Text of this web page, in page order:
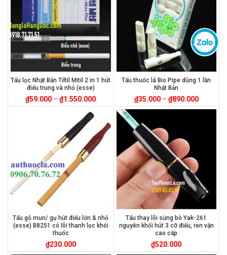
Tẩu lọc Nhật Bản Tiltil Mitil 2 in 1 hút
điếu trung và nhỏ (esse)
₫59.000 –₫1.550.000
Tẩu thuốc lá Bio Pipe dùng 1 lần
Nhật Bản
₫35.000– ₫890.000
Tẩu gỗ mun/ gụ hút điếu lớn & nhỏ
(esse) B8251 có lõi thanh lọc khói
thuốc
₫230.000
Tẩu thay lõi sừng bò Yak-261
nguyên khối hút 3 cỡ điếu, ren vặn
cao cấp
₫520.000